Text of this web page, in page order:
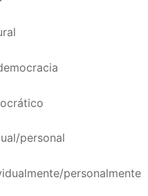
personal
personalmente